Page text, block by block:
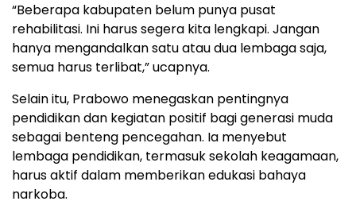
“Beberapa kabupaten belum punya pusat
rehabilitasi. Ini harus segera kita lengkapi. Jangan
hanya mengandalkan satu atau dua lembaga saja,
semua harus terlibat,” ucapnya.
Selain itu, Prabowo menegaskan pentingnya
pendidikan dan kegiatan positif bagi generasi muda
sebagai benteng pencegahan. Ia menyebut
lembaga pendidikan, termasuk sekolah keagamaan,
harus aktif dalam memberikan edukasi bahaya
narkoba.